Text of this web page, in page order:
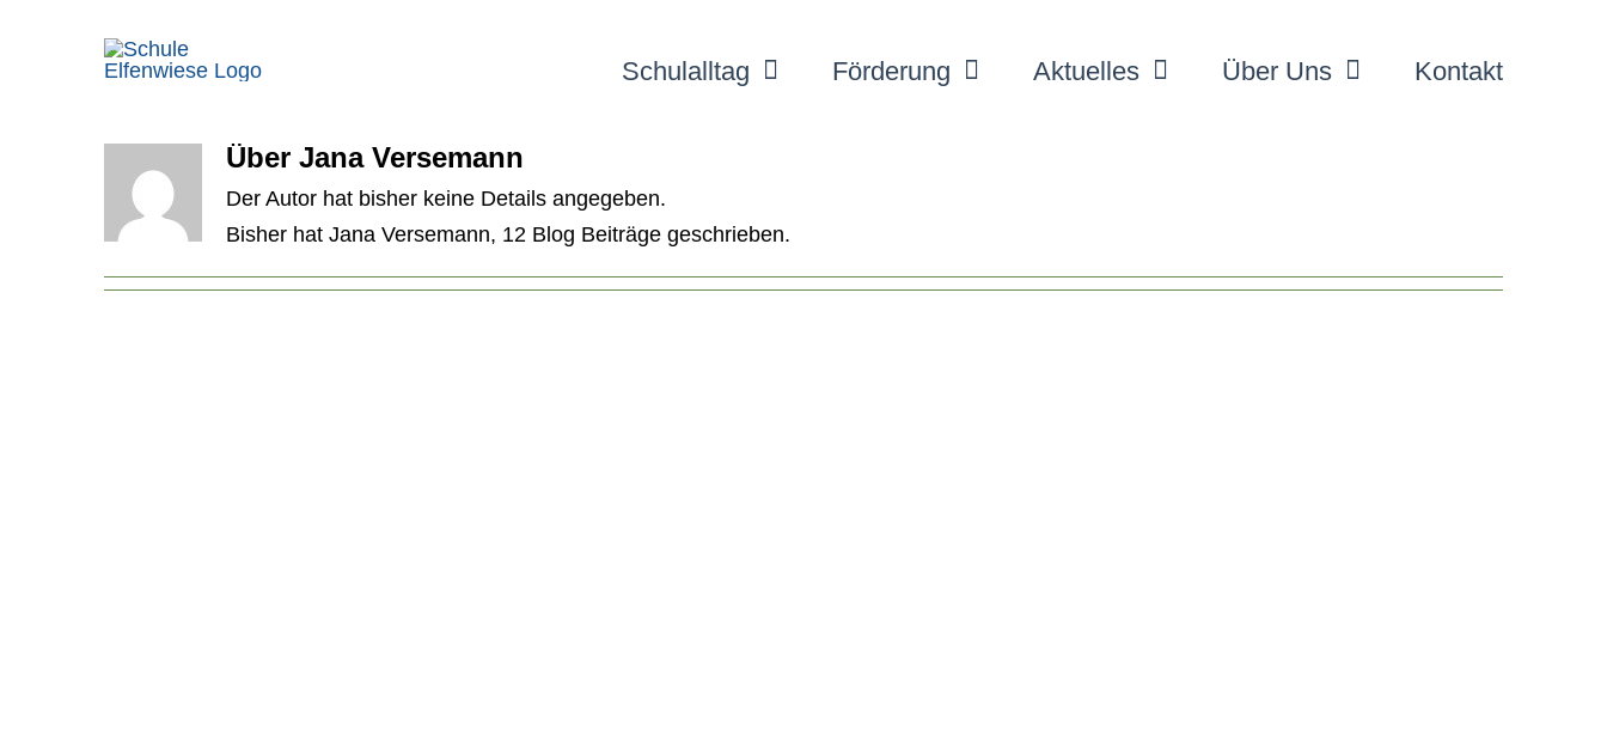
Schulalltag Förderung Aktuelles Über Uns Kontakt
Über Jana Versemann
Der Autor hat bisher keine Details angegeben.
Bisher hat Jana Versemann, 12 Blog Beiträge geschrieben.